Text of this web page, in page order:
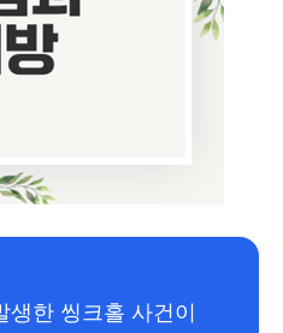
생한 씽크홀 사건이